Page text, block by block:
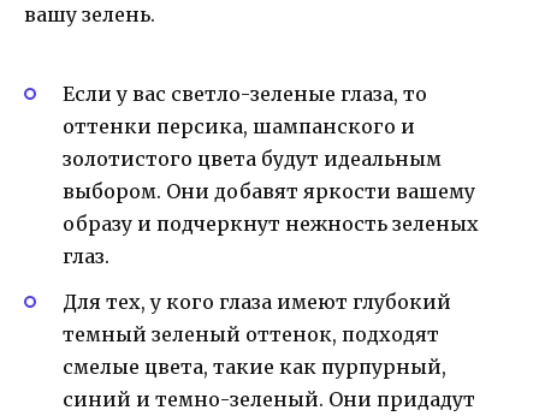
вашу зелень.
Если у вас светло-зеленые глаза, то
оттенки персика, шампанского и
золотистого цвета будут идеальным
выбором. Они добавят яркости вашему
образу и подчеркнут нежность зеленых
глаз.
Для тех, у кого глаза имеют глубокий
темный зеленый оттенок, подходят
смелые цвета, такие как пурпурный,
синий и темно-зеленый. Они придадут